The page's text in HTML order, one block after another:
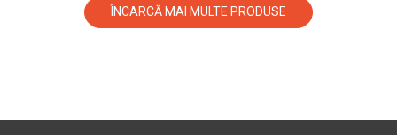
ÎNCARCĂ MAI MULTE PRODUSE